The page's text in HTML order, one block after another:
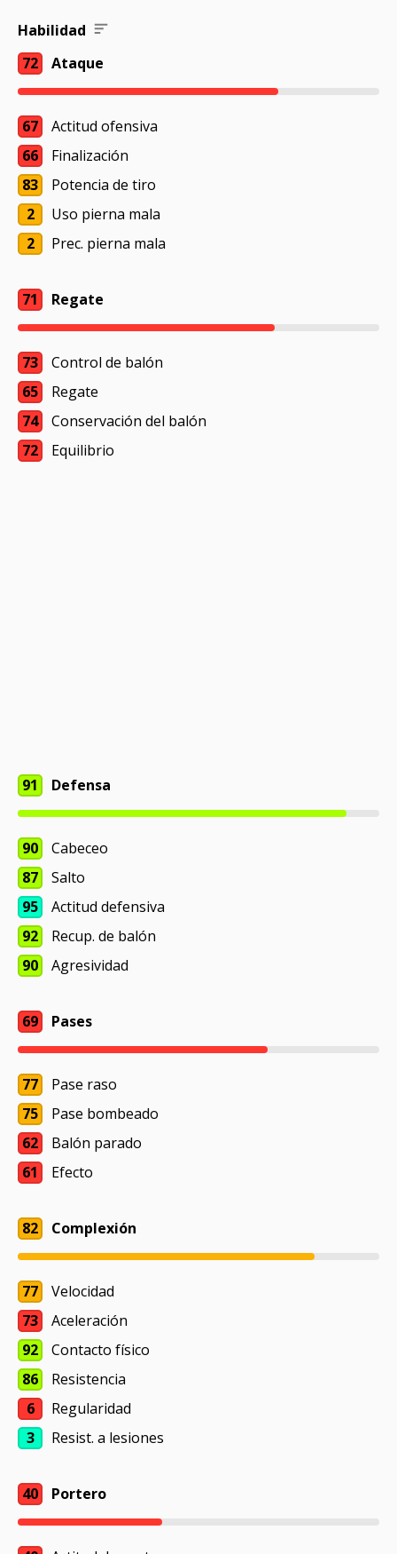
Habilidad
72
Ataque
67
Actitud ofensiva
66
Finalización
83
Potencia de tiro
2
Uso pierna mala
2
Prec. pierna mala
71 Regate
73
Control de balón
65
Regate
74
Conservación del balón
72
Equilibrio
91 Defensa
90
Cabeceo
87
Salto
95
Actitud defensiva
92
Recup. de balón
90
Agresividad
69 Pases
77
Pase raso
75
Pase bombeado
62
Balón parado
61
Efecto
82 Complexión
77
Velocidad
73
Aceleración
92
Contacto físico
86
Resistencia
6
Regularidad
3
Resist. a lesiones
40 Portero